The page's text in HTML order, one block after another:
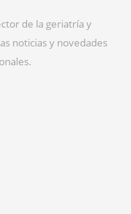
de la geriatría y
noticias y novedades